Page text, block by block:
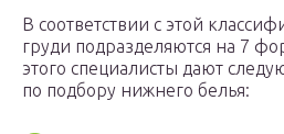
В соответствии с этой
груди подразделяются на 7
этого специалисты дают
по подбору нижнего белья: